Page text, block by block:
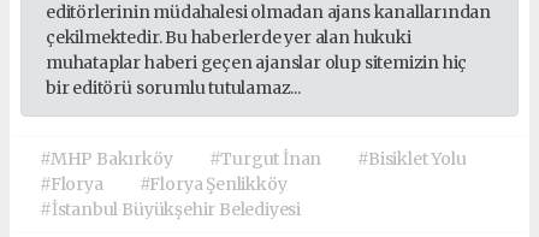
editörlerinin müdahalesi olmadan ajans kanallarından
çekilmektedir. Bu haberlerde yer alan hukuki
muhataplar haberi geçen ajanslar olup sitemizin hiç
bir editörü sorumlu tutulamaz...
#MHP Bakırköy #Turgut İnan
#Bisiklet Yolu
#Florya
#Florya Şenlikköy
#İstanbul Büyükşehir Belediyesi